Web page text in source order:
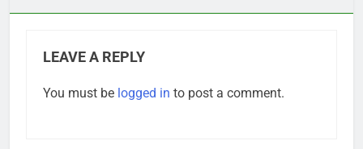
LEAVE A REPLY
You must be logged in to post a comment.